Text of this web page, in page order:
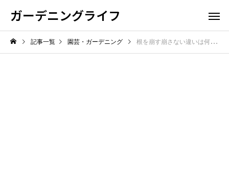
ガーデニングライフ
記事一覧 園芸・ガーデニング 根を崩す崩さない違いは何？植え替えで迷う時の判断ポイント